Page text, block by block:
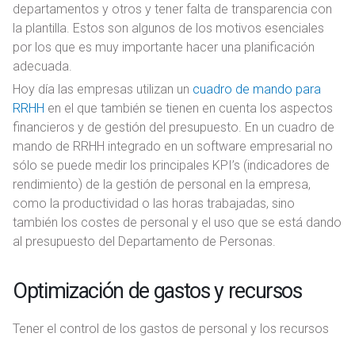
departamentos y otros y tener falta de transparencia con
la plantilla. Estos son algunos de los motivos esenciales
por los que es muy importante hacer una planificación
adecuada.
Hoy día las empresas utilizan un cuadro de mando para
RRHH en el que también se tienen en cuenta los aspectos
financieros y de gestión del presupuesto. En un cuadro de
mando de RRHH integrado en un software empresarial no
sólo se puede medir los principales KPI’s (indicadores de
rendimiento) de la gestión de personal en la empresa,
como la productividad o las horas trabajadas, sino
también los costes de personal y el uso que se está dando
al presupuesto del Departamento de Personas.
Optimización de gastos y recursos
Tener el control de los gastos de personal y los recursos